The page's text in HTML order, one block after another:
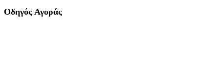
Οδηγός Αγοράς